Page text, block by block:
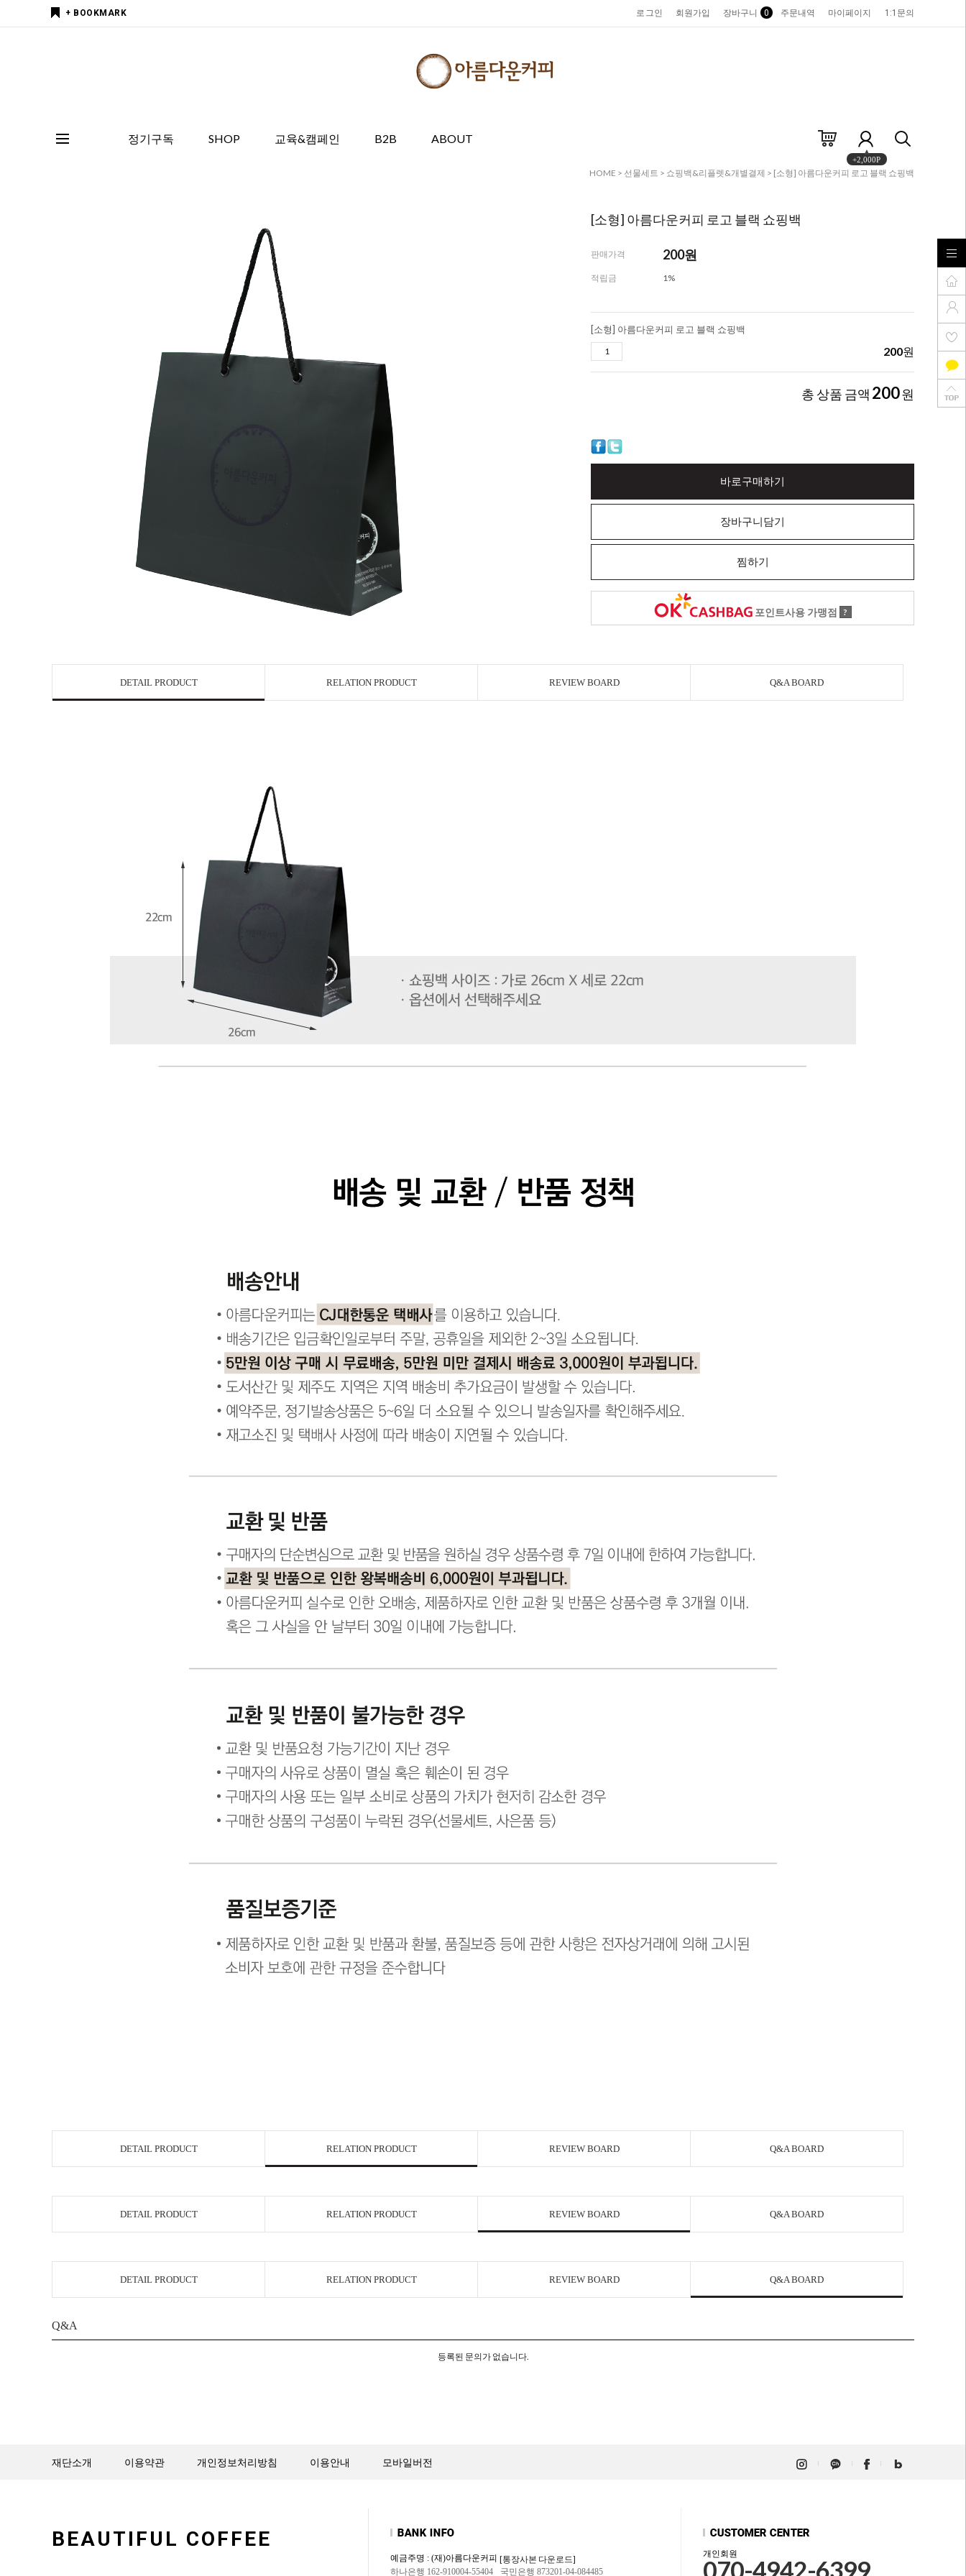
+ BOOKMARK 로그인 회원가입 장바구니 0 주문내역 마이페이지 1:1문의
정기구독 SHOP 교육&캠페인 B2B ABOUT
+2,000P
HOME > 선물세트 > 쇼핑백&리플렛&개별결제 > [소형] 아름다운커피 로고 블랙 쇼핑백
[소형] 아름다운커피 로고 블랙 쇼핑백
판매가격 200원
적립금 1%
[소형] 아름다운커피 로고 블랙 쇼핑백
200원
총 상품 금액 200원
바로구매하기
장바구니담기
찜하기
포인트사용 가맹점 ?
DETAIL PRODUCT RELATION PRODUCT REVIEW BOARD Q&A BOARD
DETAIL PRODUCT RELATION PRODUCT REVIEW BOARD Q&A BOARD
DETAIL PRODUCT RELATION PRODUCT REVIEW BOARD Q&A BOARD
DETAIL PRODUCT RELATION PRODUCT REVIEW BOARD Q&A BOARD
Q&A
등록된 문의가 없습니다.
재단소개 이용약관 개인정보처리방침 이용안내 모바일버전
BEAUTIFUL COFFEE
예금주명 : (재)아름다운커피 [통장사본 다운로드]
하나은행 162-910004-55404 국민은행 873201-04-084485
개인회원
070-4942-6399